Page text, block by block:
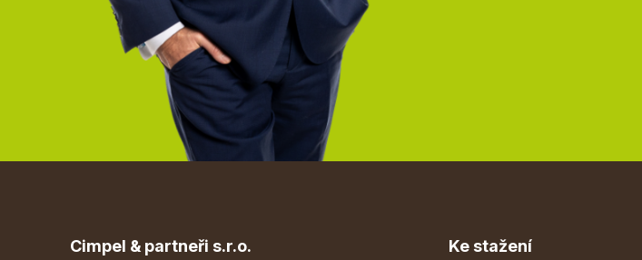
Cimpel & partneři s.r.o. Ke stažení